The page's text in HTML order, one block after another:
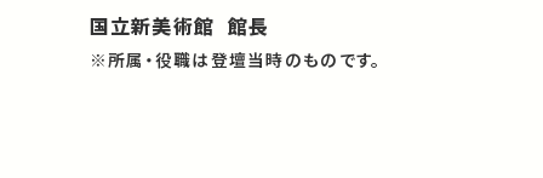
国立新美術館 館長
※所属・役職は登壇当時のものです。